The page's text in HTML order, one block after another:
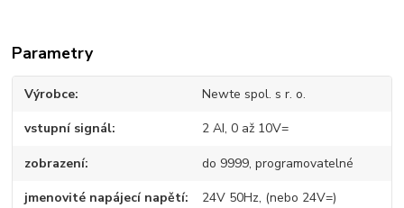
Parametry
Výrobce Newte spol. s r. o.
vstupní signál 2 AI, 0 až 10V=
zobrazení do 9999, programovatelné
jmenovité napájecí napětí 24V 50Hz, (nebo 24V=)